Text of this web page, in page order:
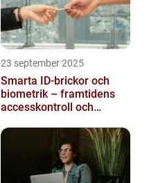
23 september 2025
Smarta ID-brickor och
biometrik – framtidens
accesskontroll och